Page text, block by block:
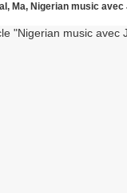
Ma, Nigerian music